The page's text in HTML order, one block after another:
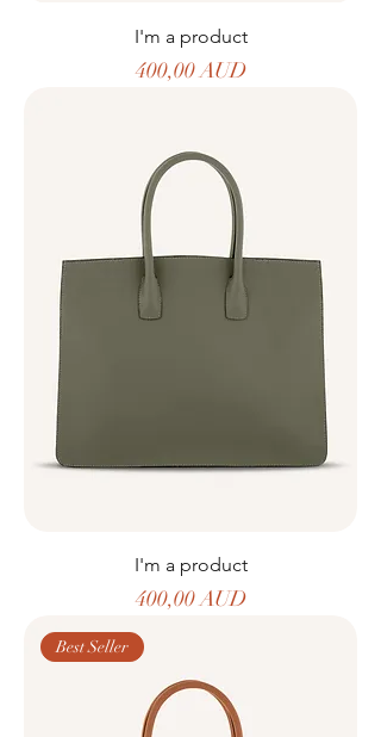
I'm a product
Precio
400,00 AUD
I'm a product
Precio
400,00 AUD
Best Seller